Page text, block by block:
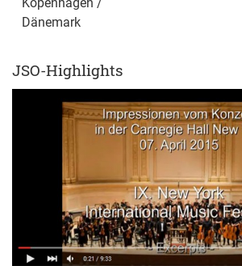
Dänemark
JSO-Highlights